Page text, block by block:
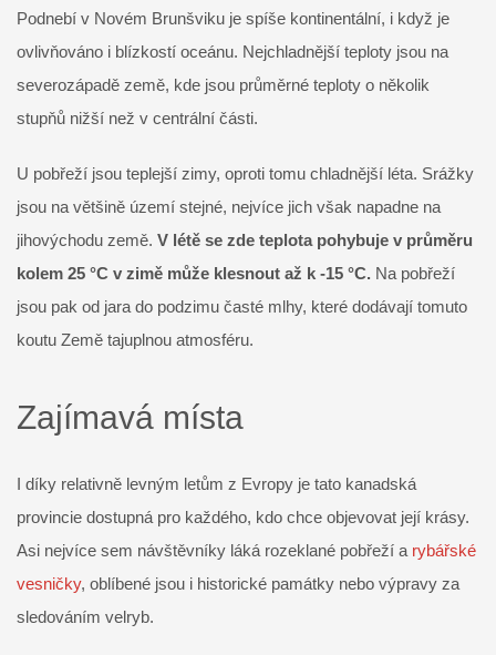
Podnebí v Novém Brunšviku je spíše kontinentální, i když je
ovlivňováno i blízkostí oceánu. Nejchladnější teploty jsou na
severozápadě země, kde jsou průměrné teploty o několik
stupňů nižší než v centrální části.
U pobřeží jsou teplejší zimy, oproti tomu chladnější léta. Srážky
jsou na většině území stejné, nejvíce jich však napadne na
jihovýchodu země. V létě se zde teplota pohybuje v průměru
kolem 25 °C v zimě může klesnout až k -15 °C. Na pobřeží
jsou pak od jara do podzimu časté mlhy, které dodávají tomuto
koutu Země tajuplnou atmosféru.
Zajímavá místa
I díky relativně levným letům z Evropy je tato kanadská
provincie dostupná pro každého, kdo chce objevovat její krásy.
Asi nejvíce sem návštěvníky láká rozeklané pobřeží a rybářské
vesničky, oblíbené jsou i historické památky nebo výpravy za
sledováním velryb.